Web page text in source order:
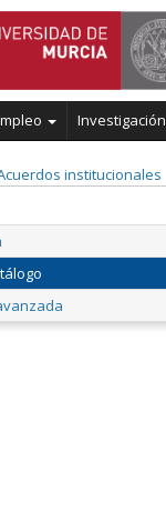
Investigación
institucionales